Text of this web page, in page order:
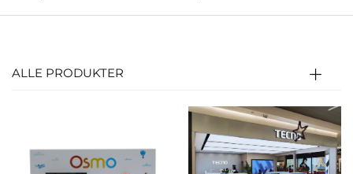
ALLE PRODUKTER